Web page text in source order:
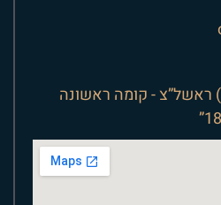
(גן העיר) ראשל”צ - קומה ראשונה